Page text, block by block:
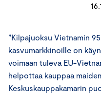
”Kilpajuoksu Vietnamin
kasvumarkkinoille on
voimaan tuleva EU-
helpottaa kauppaa
Keskuskauppakamarin